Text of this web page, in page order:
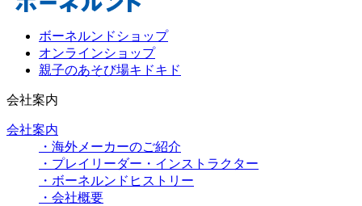
ボーネルンドショップ
オンラインショップ
親子のあそび場キドキド
会社案内
会社案内
・海外メーカーのご紹介
・プレイリーダー・インストラクター
・ボーネルンドヒストリー
・会社概要